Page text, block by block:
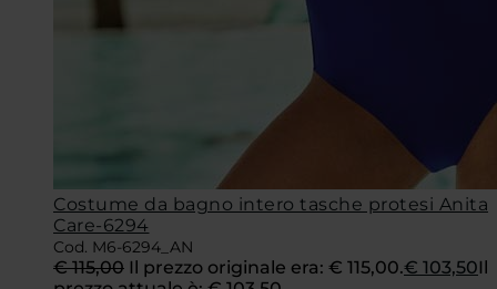
Costume da bagno intero tasche protesi Anita
Care-6294
Cod. M6-6294_AN
€115,00 Il prezzo originale era: € 115,00.€ 103,50Il